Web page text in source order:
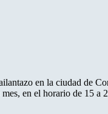
en la ciudad de
en el horario de 15 a